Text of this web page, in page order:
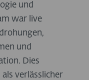
und
war live
und
Dies
verlässlicher